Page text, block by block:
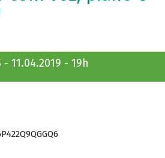
11.04.2019 - 19h